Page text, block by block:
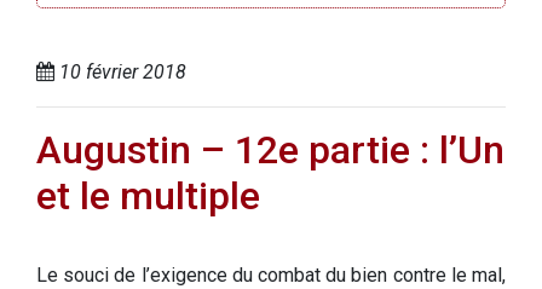
10 février 2018
Augustin – 12e partie : l’Un
et le multiple
Le souci de l’exigence du combat du bien contre le mal,